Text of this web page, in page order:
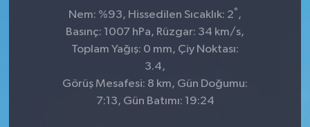
Nem: %93, Hissedilen Sıcaklık: 2° ,
Basınç: 1007 hPa, Rüzgar: 34 km/s,
Toplam Yağış: 0 mm, Çiy Noktası:
3.4,
Görüş Mesafesi: 8 km, Gün Doğumu:
7:13, Gün Batımı: 19:24
KURDÎ
Sağlık & Yaşam